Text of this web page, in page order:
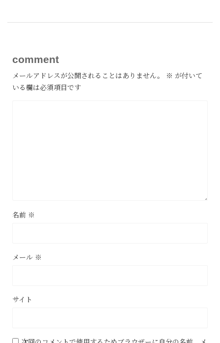
comment
メールアドレスが公開されることはありません。 ※ が付いて
いる欄は必須項目です
名前 ※
メール ※
サイト